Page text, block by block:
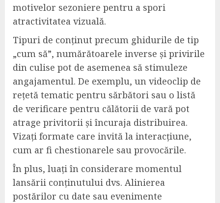
motivelor sezoniere pentru a spori
atractivitatea vizuală.
Tipuri de conținut precum ghidurile de tip
„cum să”, numărătoarele inverse și privirile
din culise pot de asemenea să stimuleze
angajamentul. De exemplu, un videoclip de
rețetă tematic pentru sărbători sau o listă
de verificare pentru călătorii de vară pot
atrage privitorii și încuraja distribuirea.
Vizați formate care invită la interacțiune,
cum ar fi chestionarele sau provocările.
În plus, luați în considerare momentul
lansării conținutului dvs. Alinierea
postărilor cu date sau evenimente